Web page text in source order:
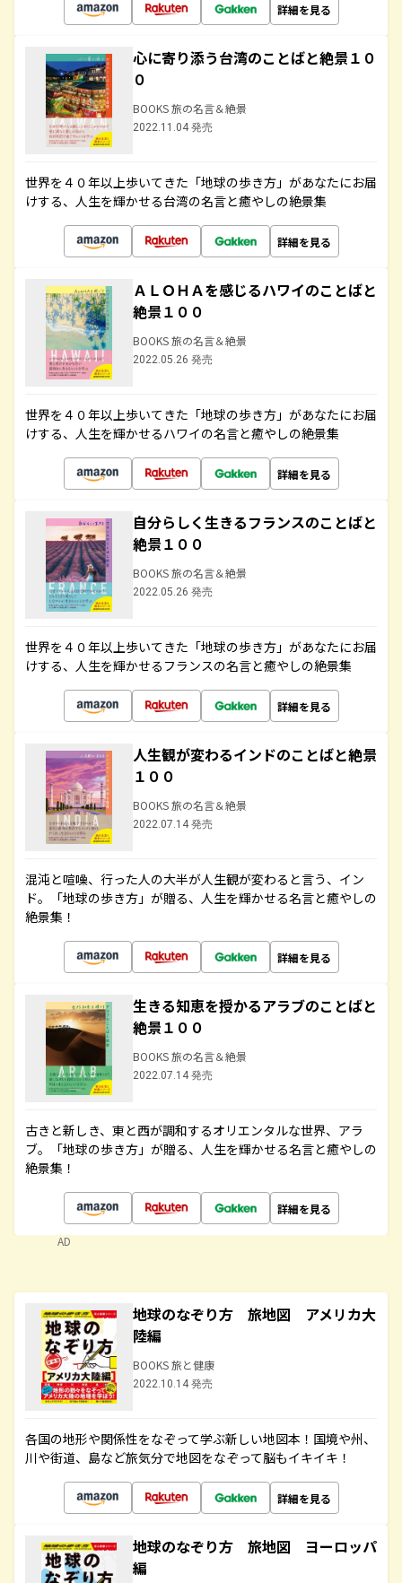
詳細を見る
心に寄り添う台湾のことばと絶景１０
０
BOOKS 旅の名言＆絶景
2022.11.04 発売
世界を４０年以上歩いてきた「地球の歩き方」があなたにお届
けする、人生を輝かせる台湾の名言と癒やしの絶景集
詳細を見る
ＡＬＯＨＡを感じるハワイのことばと
絶景１００
BOOKS 旅の名言＆絶景
2022.05.26 発売
世界を４０年以上歩いてきた「地球の歩き方」があなたにお届
けする、人生を輝かせるハワイの名言と癒やしの絶景集
詳細を見る
自分らしく生きるフランスのことばと
絶景１００
BOOKS 旅の名言＆絶景
2022.05.26 発売
世界を４０年以上歩いてきた「地球の歩き方」があなたにお届
けする、人生を輝かせるフランスの名言と癒やしの絶景集
詳細を見る
人生観が変わるインドのことばと絶景
１００
BOOKS 旅の名言＆絶景
2022.07.14 発売
混沌と喧噪、行った人の大半が人生観が変わると言う、イン
ド。「地球の歩き方」が贈る、人生を輝かせる名言と癒やしの
絶景集！
詳細を見る
生きる知恵を授かるアラブのことばと
絶景１００
BOOKS 旅の名言＆絶景
2022.07.14 発売
古きと新しき、東と西が調和するオリエンタルな世界、アラ
ブ。「地球の歩き方」が贈る、人生を輝かせる名言と癒やしの
絶景集！
詳細を見る
AD
地球のなぞり方 旅地図 アメリカ大
陸編
BOOKS 旅と健康
2022.10.14 発売
各国の地形や関係性をなぞって学ぶ新しい地図本！国境や州、
川や街道、島など旅気分で地図をなぞって脳もイキイキ！
詳細を見る
地球のなぞり方 旅地図 ヨーロッパ
編